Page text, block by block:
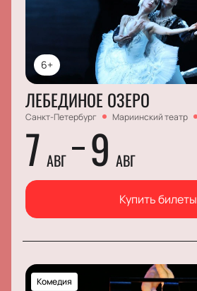
6+
ЛЕБЕДИНОЕ ОЗЕРО
Санкт-Петербург Мариинский театр
7 АВГ 9 АВГ
Купить билеты
Комедия